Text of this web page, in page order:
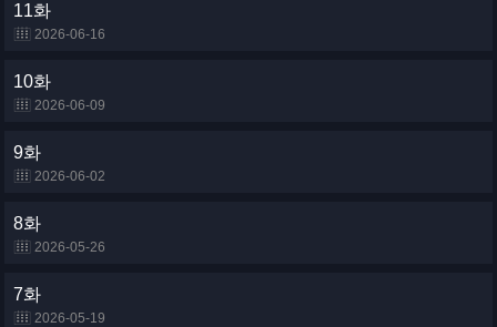
11화
2026-06-16
10화
2026-06-09
9화
2026-06-02
8화
2026-05-26
7화
2026-05-19